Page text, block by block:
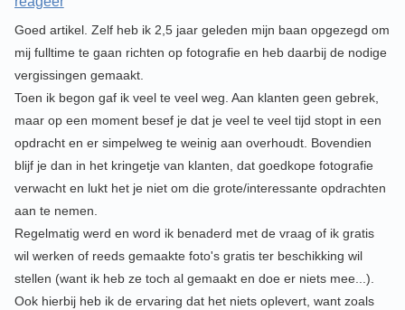
Goed artikel. Zelf heb ik 2,5 jaar geleden mijn baan opgezegd om
mij fulltime te gaan richten op fotografie en heb daarbij de nodige
vergissingen gemaakt.
Toen ik begon gaf ik veel te veel weg. Aan klanten geen gebrek,
maar op een moment besef je dat je veel te veel tijd stopt in een
opdracht en er simpelweg te weinig aan overhoudt. Bovendien
blijf je dan in het kringetje van klanten, dat goedkope fotografie
verwacht en lukt het je niet om die grote/interessante opdrachten
aan te nemen.
Regelmatig werd en word ik benaderd met de vraag of ik gratis
wil werken of reeds gemaakte foto's gratis ter beschikking wil
stellen (want ik heb ze toch al gemaakt en doe er niets mee...).
Ook hierbij heb ik de ervaring dat het niets oplevert, want zoals